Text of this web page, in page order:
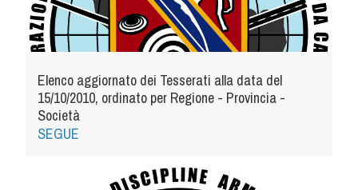
Elenco aggiornato dei Tesserati alla data del
15/10/2010, ordinato per Regione - Provincia -
Società
SEGUE